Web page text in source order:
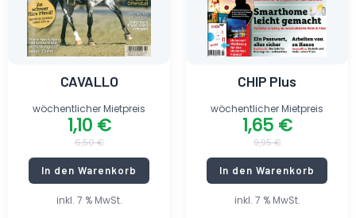
inkl. 7 % MwSt.
CAVALLO
6,50€
1,10 €
wöchentlicher Mietpreis
In den Warenkorb
inkl. 7 % MwSt.
CHIP Plus
9,95€
1,65 €
wöchentlicher Mietpreis
In den Warenkorb